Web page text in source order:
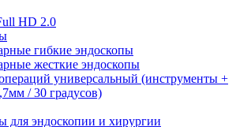
HD 2.0
гибкие эндоскопы
жесткие эндоскопы
универсальный (инструменты +
/ 30 градусов)
для эндоскопии и хирургии